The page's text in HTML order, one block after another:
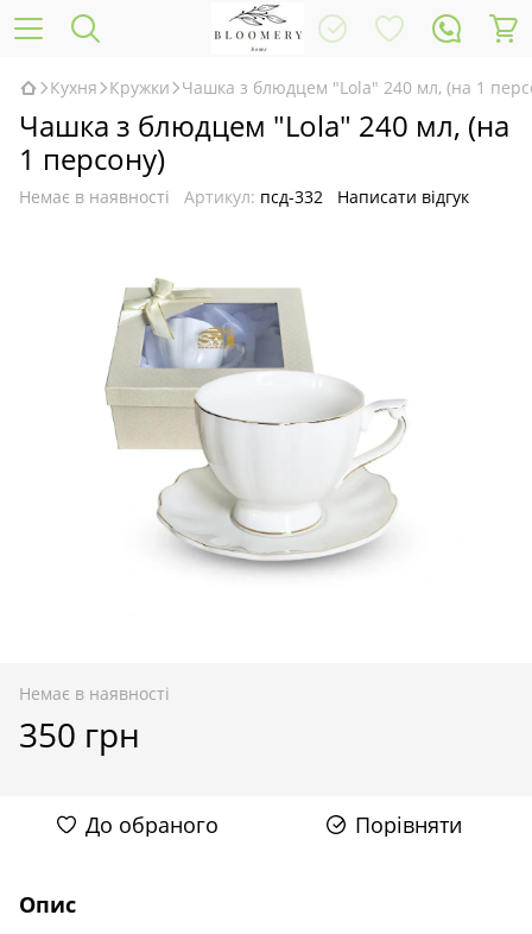
Кухня Кружки Чашка з блюдцем "Lola" 240 мл, (на 1
Чашка з блюдцем "Lola" 240 мл, (на
1 персону)
Немає в наявності Артикул: псд-332 Написати відгук
Немає в наявності
350 грн
До обраного Порівняти
Опис